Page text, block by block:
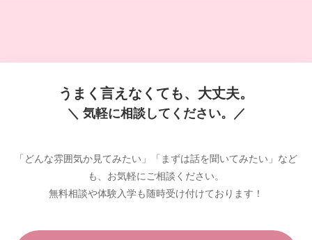
うまく言えなくても、大丈夫。
＼ 気軽に相談してください。／
「どんな雰囲気か見てみたい」「まずは話を聞いてみたい」など
も、お気軽にご相談ください。
無料相談や体験入学も随時受け付けております！